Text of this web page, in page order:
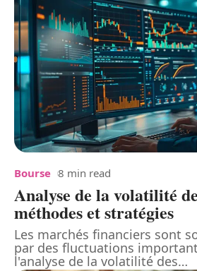
Bourse 8 min read
Analyse de la volatilité
méthodes et stratégies
Les marchés financiers sont
par des fluctuations
l'analyse de la volatilité des…